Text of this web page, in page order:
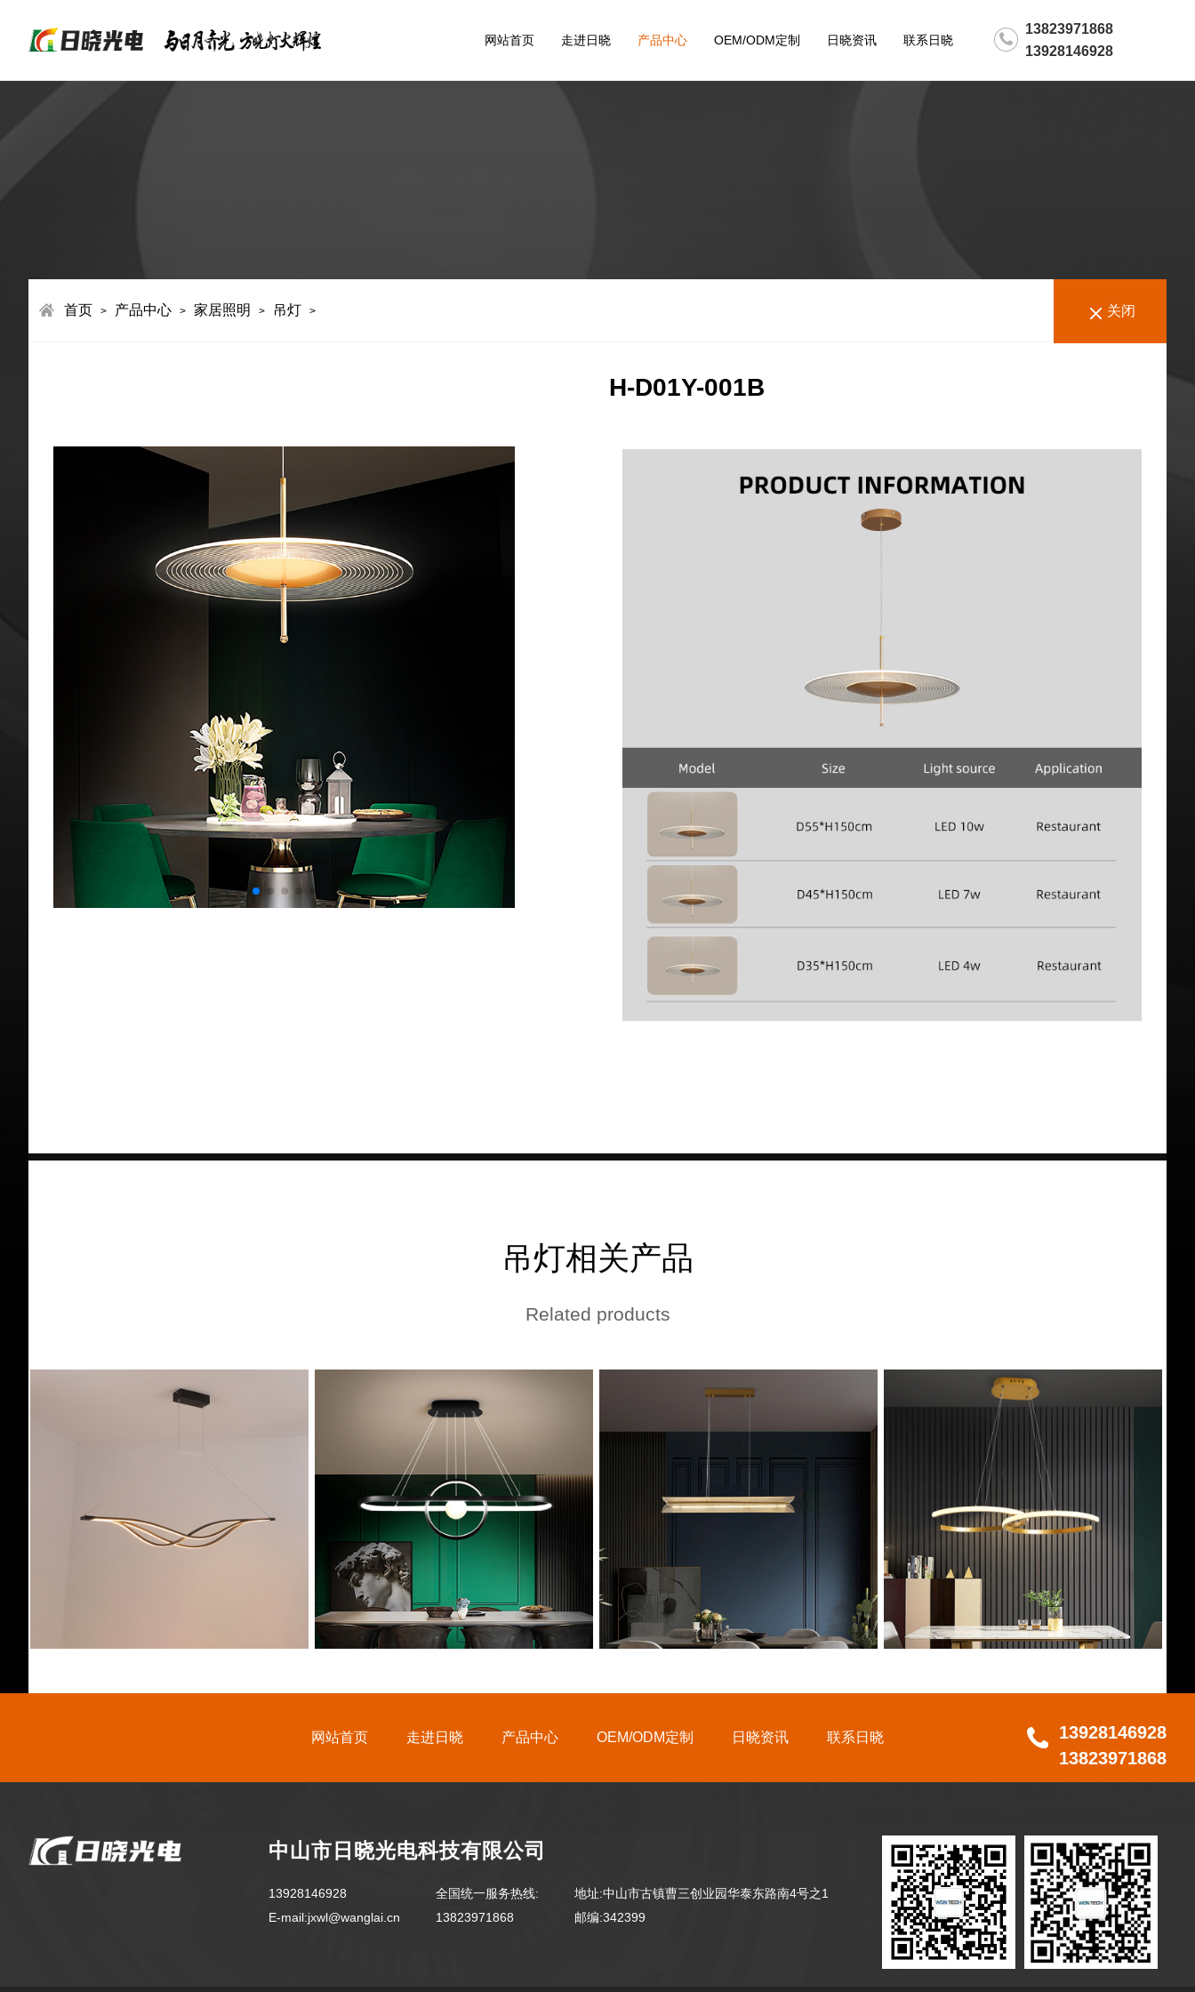
网站首页 走进日晓 产品中心 OEM/ODM定制 日晓资讯 联系日晓
13823971868
13928146928
关闭
首页 > 产品中心 > 家居照明 > 吊灯 >
H-D01Y-001B
吊灯相关产品
Related products
网站首页 走进日晓 产品中心 OEM/ODM定制 日晓资讯 联系日晓
13928146928
13823971868
中山市日晓光电科技有限公司
13928146928
E-mail:jxwl@wanglai.cn
全国统一服务热线:
13823971868
地址:中山市古镇曹三创业园华泰东路南4号之1
邮编:342399